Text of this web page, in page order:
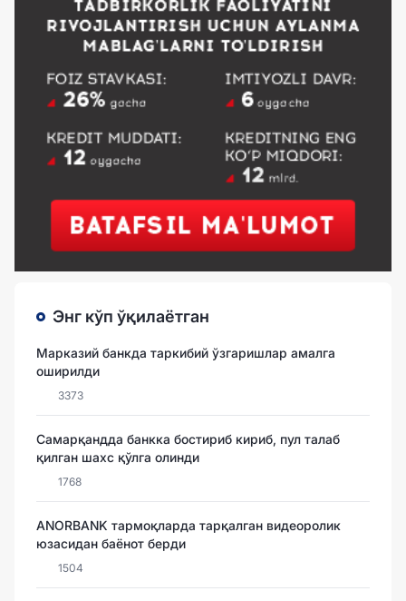
Энг кўп ўқилаётган
Марказий банкда таркибий ўзгаришлар амалга
оширилди
3373
Самарқандда банкка бостириб кириб, пул талаб
қилган шахс қўлга олинди
1768
ANORBANK тармоқларда тарқалган видеоролик
юзасидан баёнот берди
1504